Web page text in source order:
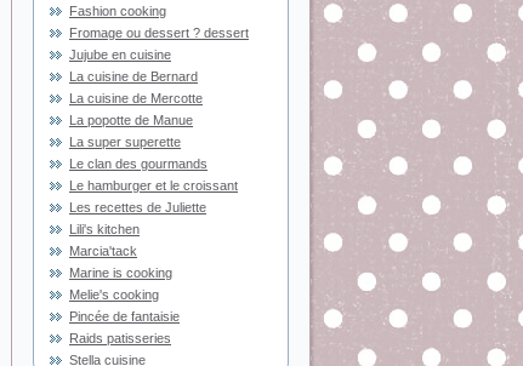
Fashion cooking
Fromage ou dessert ? dessert
Jujube en cuisine
La cuisine de Bernard
La cuisine de Mercotte
La popotte de Manue
La super superette
Le clan des gourmands
Le hamburger et le croissant
Les recettes de Juliette
Lili's kitchen
Marcia'tack
Marine is cooking
Melie's cooking
Pincée de fantaisie
Raids patisseries
Stella cuisine